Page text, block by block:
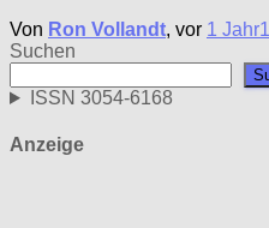
Von Ron Vollandt, vor 1 Jahr
Suchen
ISSN 3054-6168
Anzeige